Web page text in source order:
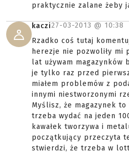
praktycznie zalane żeby
kaczi27-03-2013 @ 10:38
Rzadko coś tutaj
herezje nie pozwoliły mi
lat używam magazynków
je tylko raz przed
miałem problemów z
innymi niestworzonymi
Myślisz, że magazynek
trzeba wydać na jeden
kawałek tworzywa i
początkujący przeczyta
stwierdzi, że trzeba w